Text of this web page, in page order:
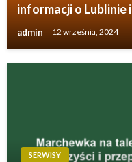
informacji o Lublinie
admin 12 września, 2024
SERWISY